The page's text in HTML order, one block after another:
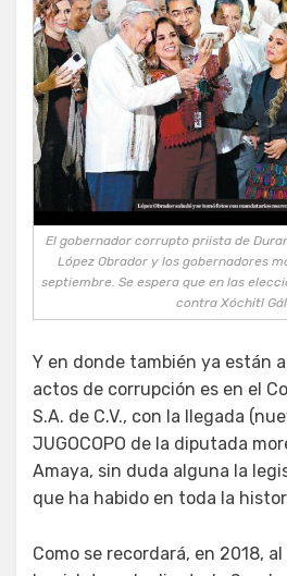
El gobernador corrupto priista de
López Obrador y los gobernadores
septiembre. Se espera que en las
contra Xóchitl
Y en donde también ya están
actos de corrupción es en el
S.A. de C.V., con la llegada
JUGOCOPO de la diputada
Amaya, sin duda alguna la
que ha habido en toda la
Como se recordará, en 2018,